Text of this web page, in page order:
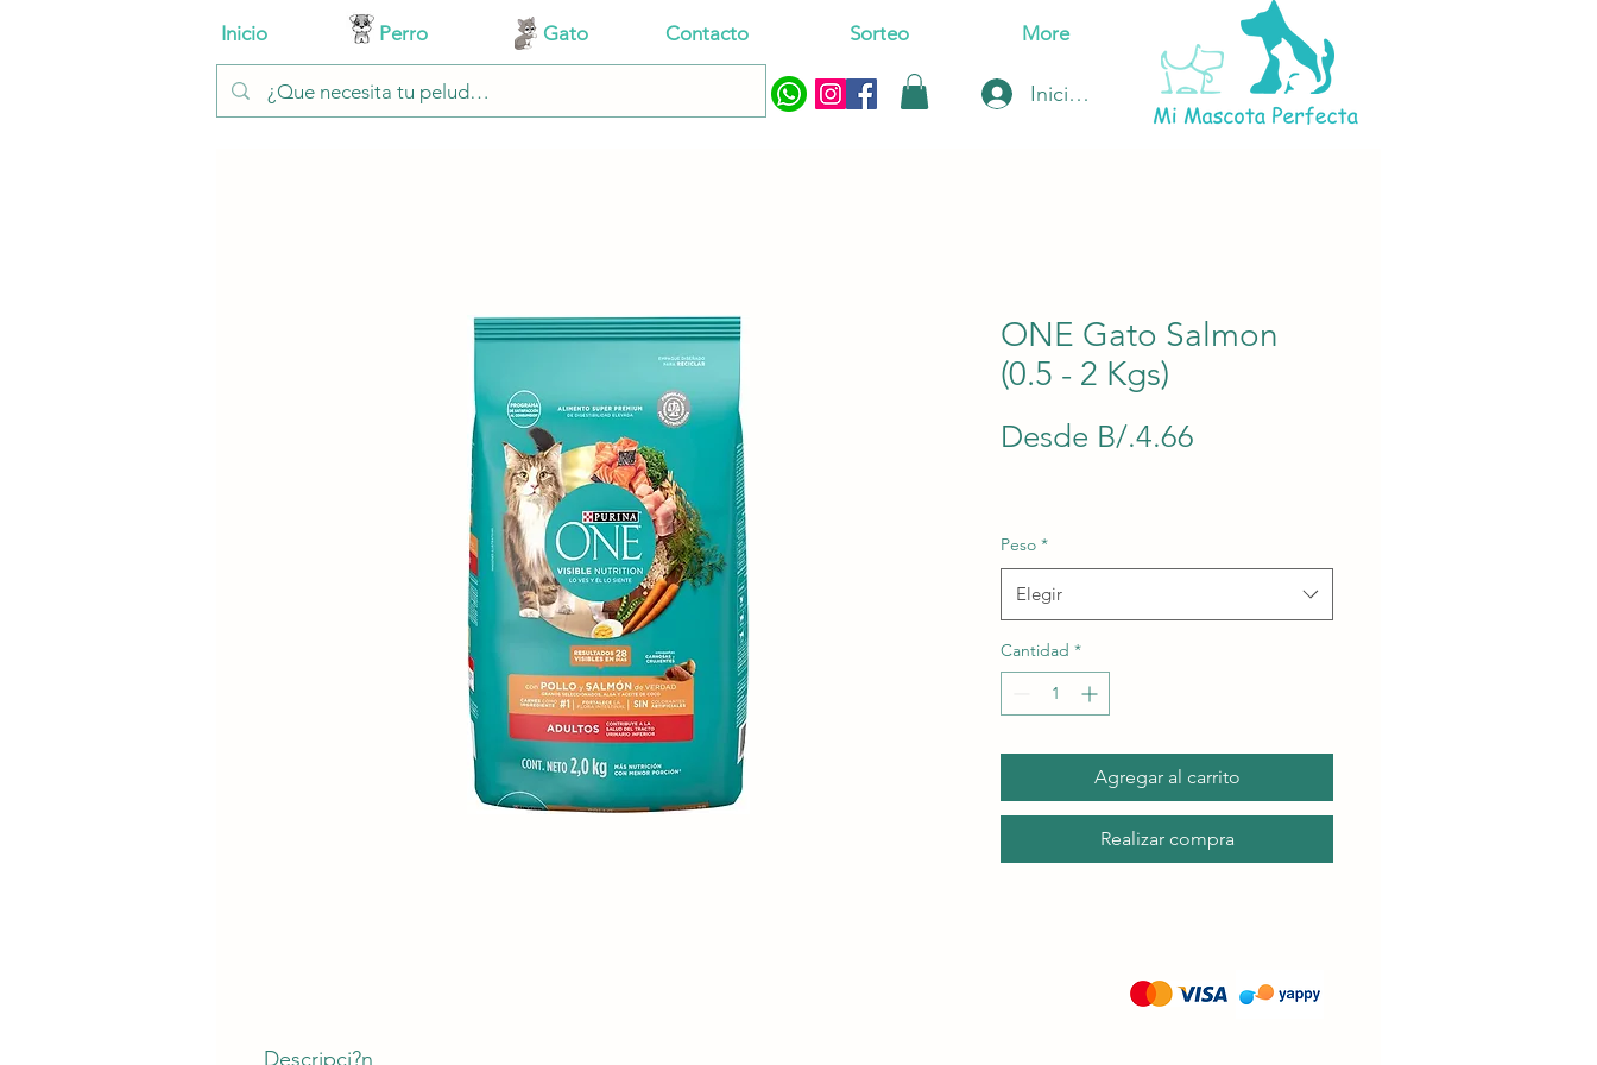
Inicio Perro Gato Contacto Sorteo More
Iniciar sesión
ONE Gato Salmon
(0.5 - 2 Kgs)
Desde B/.4.66
Peso *
Elegir
Cantidad *
Agregar al carrito
Realizar compra
Descripci?n